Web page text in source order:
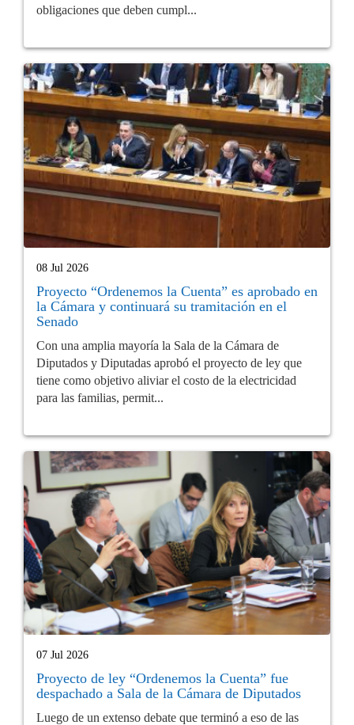
obligaciones que deben cumpl...
08 Jul 2026
Proyecto “Ordenemos la Cuenta” es aprobado en
la Cámara y continuará su tramitación en el
Senado
Con una amplia mayoría la Sala de la Cámara de
Diputados y Diputadas aprobó el proyecto de ley que
tiene como objetivo aliviar el costo de la electricidad
para las familias, permit...
07 Jul 2026
Proyecto de ley “Ordenemos la Cuenta” fue
despachado a Sala de la Cámara de Diputados
Luego de un extenso debate que terminó a eso de las